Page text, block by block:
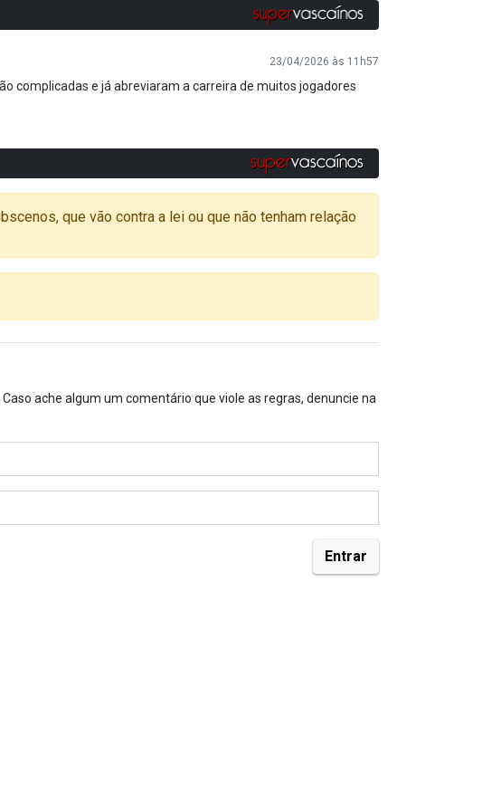
23/04/2026 às 11h57
complicadas e já abreviaram a carreira de muitos jogadores
que vão contra a lei ou que não tenham relação
ache algum um comentário que viole as regras, denuncie na